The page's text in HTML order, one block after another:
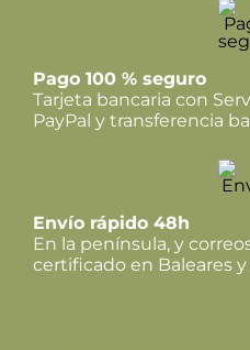
Pago 100 % seguro
Tarjeta bancaria con
PayPal y transferencia
Envío rápido 48h
En la península, y
certificado en Baleares y